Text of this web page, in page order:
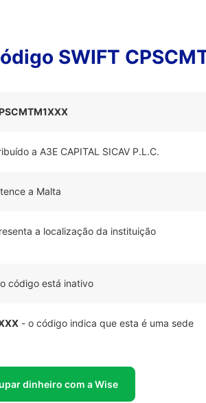
SWIFT
a A3E CAPITAL SICAV P.L.C.
a Malta
a localização da instituição
código está inativo
- o código indica que esta é uma sede
dinheiro com a Wise